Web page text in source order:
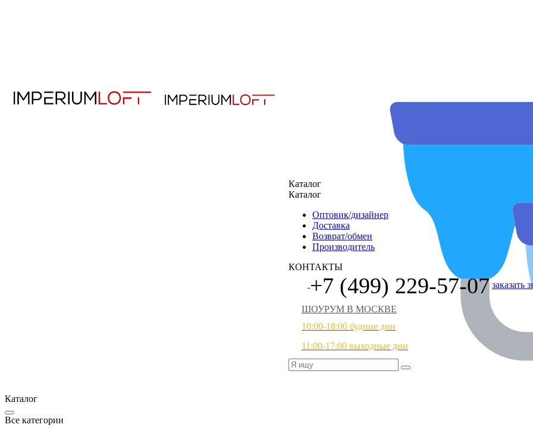
Каталог
Каталог
Оптовик/дизайнер
Доставка
Возврат/обмен
Производитель
КОНТАКТЫ
+7 (499) 229-57-07 заказать
ШОУРУМ В МОСКВЕ
10:00-18:00 будние дни
11:00-17:00 выходные дни
Каталог
Все категории